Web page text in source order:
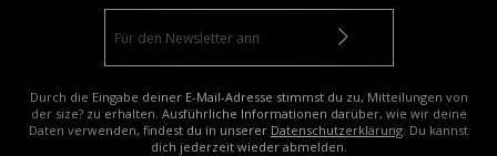
Durch die Eingabe deiner E-Mail-Adresse stimmst du zu, Mitteilungen von
der size? zu erhalten. Ausführliche Informationen darüber, wie wir deine
Daten verwenden, findest du in unserer Datenschutzerklärung. Du kannst
dich jederzeit wieder abmelden.